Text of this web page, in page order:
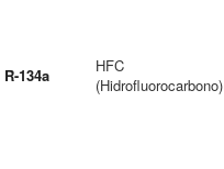
R-134a
HFC
(Hidrofluorocarbono)